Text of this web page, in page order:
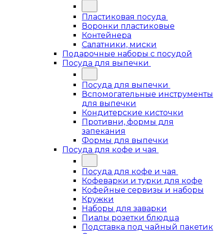
Пластиковая посуда
Воронки пластиковые
Контейнера
Салатники, миски
Подарочные наборы с посудой
Посуда для выпечки
Посуда для выпечки
Вспомогательные инструменты
для выпечки
Кондитерские кисточки
Противни, формы для
запекания
Формы для выпечки
Посуда для кофе и чая
Посуда для кофе и чая
Кофеварки и турки для кофе
Кофейные сервизы и наборы
Кружки
Наборы для заварки
Пиалы розетки блюдца
Подставка под чайный пакетик